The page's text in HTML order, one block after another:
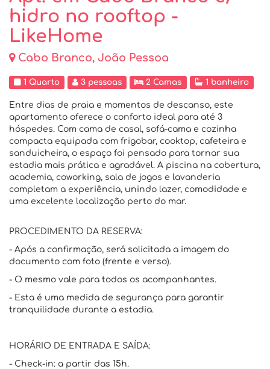
hidro no rooftop -
LikeHome
Cabo Branco, João Pessoa
1 Quarto 3 pessoas 2 Camas 1 banheiro
Entre dias de praia e momentos de descanso, este
apartamento oferece o conforto ideal para até 3
hóspedes. Com cama de casal, sofá-cama e cozinha
compacta equipada com frigobar, cooktop, cafeteira e
sanduicheira, o espaço foi pensado para tornar sua
estadia mais prática e agradável. A piscina na cobertura,
academia, coworking, sala de jogos e lavanderia
completam a experiência, unindo lazer, comodidade e
uma excelente localização perto do mar.
PROCEDIMENTO DA RESERVA:
- Após a confirmação, será solicitada a imagem do
documento com foto (frente e verso).
- O mesmo vale para todos os acompanhantes.
- Esta é uma medida de segurança para garantir
tranquilidade durante a estadia.
HORÁRIO DE ENTRADA E SAÍDA:
- Check-in: a partir das 15h.